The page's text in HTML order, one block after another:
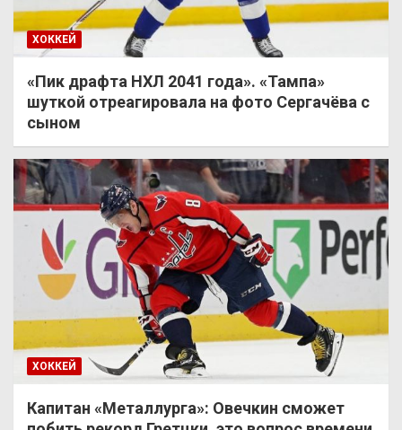
ХОККЕЙ
«Пик драфта НХЛ 2041 года». «Тампа»
шуткой отреагировала на фото Сергачёва с
сыном
ХОККЕЙ
Капитан «Металлурга»: Овечкин сможет